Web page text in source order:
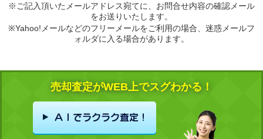
※ご記入頂いたメールアドレス宛てに、お問合せ内容の確認メール
をお送りいたします。
※Yahoo!メールなどのフリーメールをご利用の場合、迷惑メールフ
ォルダに入る場合があります。
売却査定がWEB上でスグわかる！